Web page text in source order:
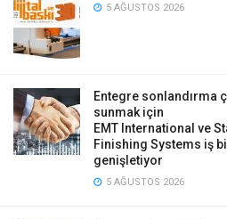
5 AĞUSTOS 2026
Entegre sonlandırma
sunmak için
EMT International ve
Finishing Systems iş
genişletiyor
5 AĞUSTOS 2026